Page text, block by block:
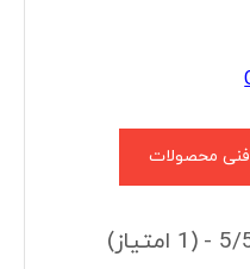
محصولات
(1 امتیاز)